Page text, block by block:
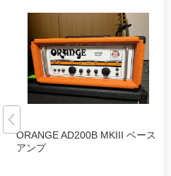
ORANGE AD200B MKIII ベース
アンプ